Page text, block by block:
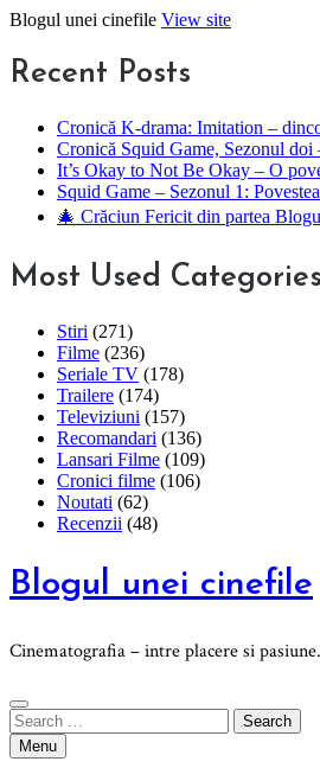
Skip
content
Blogul unei cinefile View site
Recent Posts
Cronică K-drama: Imitation –
Cronică Squid Game, Sezonul doi
It’s Okay to Not Be Okay – O
Squid Game – Sezonul 1:
🎄 Crăciun Fericit din partea
Most Used Categories
Stiri (271)
Filme (236)
Seriale TV (178)
Trailere (174)
Televiziuni (157)
Recomandari (136)
Lansari Filme (109)
Cronici filme (106)
Noutati (62)
Recenzii (48)
Blogul unei cinefile
Cinematografia – intre placere si pasiune.
Search
for:Menu